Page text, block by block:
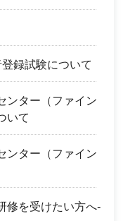
録試験について
ンター（ファイン
いて
ンター（ファイン
修を受けたい方へ-